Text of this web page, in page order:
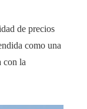
de precios
como una
con la